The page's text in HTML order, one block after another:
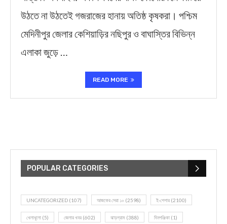
উঠতে না উঠতেই গজরাজের হানায় অতিষ্ঠ কৃষকরা। পশ্চিম
মেদিনীপুর জেলার কেশিয়াড়ির নছিপুর ও বাঘাস্তির বিভিন্ন
এলাকা জুড়ে …
READ MORE
POPULAR CATEGORIES
UNCATEGORIZED (107) আজকের সেরা ১০ (2598) ই-পেপার (2100)
খেলাধূলো (5) জেলার খবর (602) ঝাড়গ্রাম (388) দিনপঞ্জিকা (1)